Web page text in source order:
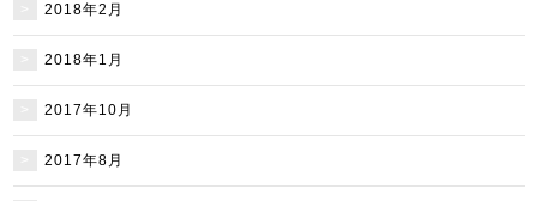
2018年2月
2018年1月
2017年10月
2017年8月